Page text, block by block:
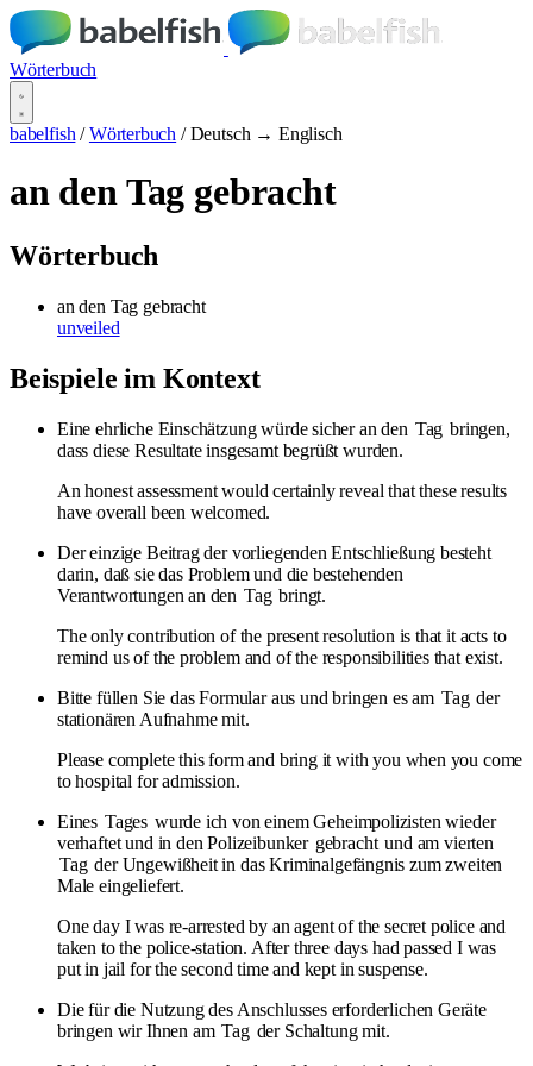
Wörterbuch
babelfish / Wörterbuch / Deutsch → Englisch
an den Tag gebracht
Wörterbuch
an den Tag gebracht
unveiled
Beispiele im Kontext
Eine ehrliche Einschätzung würde sicher an den Tag bringen,
dass diese Resultate insgesamt begrüßt wurden.
An honest assessment would certainly reveal that these results
have overall been welcomed.
Der einzige Beitrag der vorliegenden Entschließung besteht
darin, daß sie das Problem und die bestehenden
Verantwortungen an den Tag bringt.
The only contribution of the present resolution is that it acts to
remind us of the problem and of the responsibilities that exist.
Bitte füllen Sie das Formular aus und bringen es am Tag der
stationären Aufnahme mit.
Please complete this form and bring it with you when you come
to hospital for admission.
Eines Tages wurde ich von einem Geheimpolizisten wieder
verhaftet und in den Polizeibunker gebracht und am vierten
Tag der Ungewißheit in das Kriminalgefängnis zum zweiten
Male eingeliefert.
One day I was re-arrested by an agent of the secret police and
taken to the police-station. After three days had passed I was
put in jail for the second time and kept in suspense.
Die für die Nutzung des Anschlusses erforderlichen Geräte
bringen wir Ihnen am Tag der Schaltung mit.